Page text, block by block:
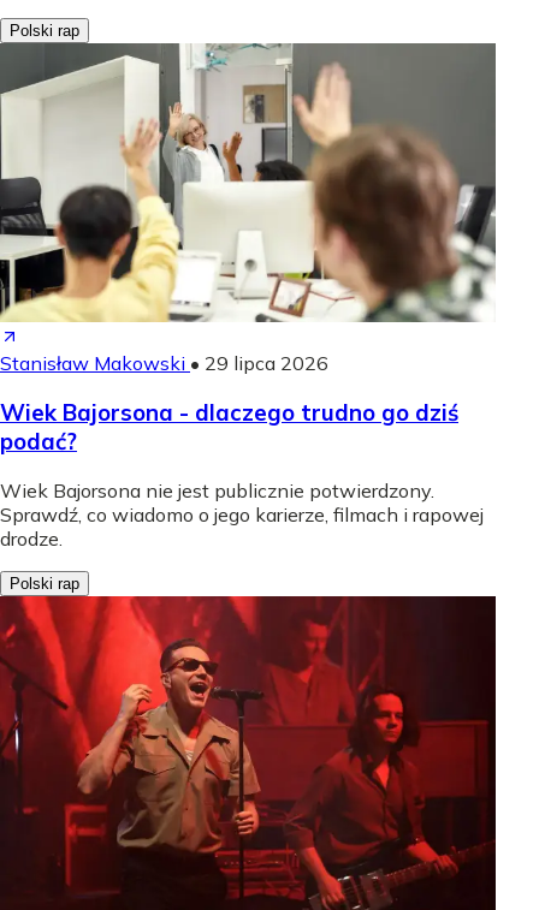
Polski rap
Stanisław Makowski • 29 lipca 2026
Wiek Bajorsona - dlaczego trudno go dziś
podać?
Wiek Bajorsona nie jest publicznie potwierdzony.
Sprawdź, co wiadomo o jego karierze, filmach i rapowej
drodze.
Polski rap